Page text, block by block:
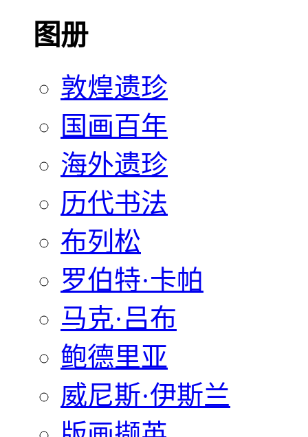
图册
敦煌遗珍
国画百年
海外遗珍
历代书法
布列松
罗伯特·卡帕
马克·吕布
鲍德里亚
威尼斯·伊斯兰